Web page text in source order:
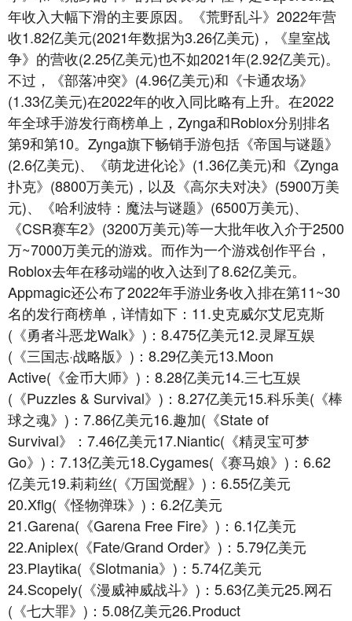
年收入大幅下滑的主要原因。《荒野乱斗》2022年营
收1.82亿美元(2021年数据为3.26亿美元)，《皇室战
争》的营收(2.25亿美元)也不如2021年(2.92亿美元)。
不过，《部落冲突》(4.96亿美元)和《卡通农场》
(1.33亿美元)在2022年的收入同比略有上升。在2022
年全球手游发行商榜单上，Zynga和Roblox分别排名
第9和第10。Zynga旗下畅销手游包括《帝国与谜题》
(2.6亿美元)、《萌龙进化论》(1.36亿美元)和《Zynga
扑克》(8800万美元)，以及《高尔夫对决》(5900万美
元)、《哈利波特：魔法与谜题》(6500万美元)、
《CSR赛车2》(3200万美元)等一大批年收入介于2500
万~7000万美元的游戏。而作为一个游戏创作平台，
Roblox去年在移动端的收入达到了8.62亿美元。
Appmagic还公布了2022年手游业务收入排在第11~30
名的发行商榜单，详情如下：11.史克威尔艾尼克斯
(《勇者斗恶龙Walk》)：8.475亿美元12.灵犀互娱
(《三国志·战略版》)：8.29亿美元13.Moon
Active(《金币大师》)：8.28亿美元14.三七互娱
(《Puzzles & Survival》)：8.27亿美元15.科乐美(《棒
球之魂》)：7.86亿美元16.趣加(《State of
Survival》：7.46亿美元17.Niantic(《精灵宝可梦
Go》)：7.13亿美元18.Cygames(《赛马娘》)：6.62
亿美元19.莉莉丝(《万国觉醒》)：6.55亿美元
20.Xflg(《怪物弹珠》)：6.2亿美元
21.Garena(《Garena Free Fire》)：6.1亿美元
22.Aniplex(《Fate/Grand Order》)：5.79亿美元
23.Playtika(《Slotmania》)：5.74亿美元
24.Scopely(《漫威神威战斗》)：5.63亿美元25.网石
(《七大罪》)：5.08亿美元26.Product